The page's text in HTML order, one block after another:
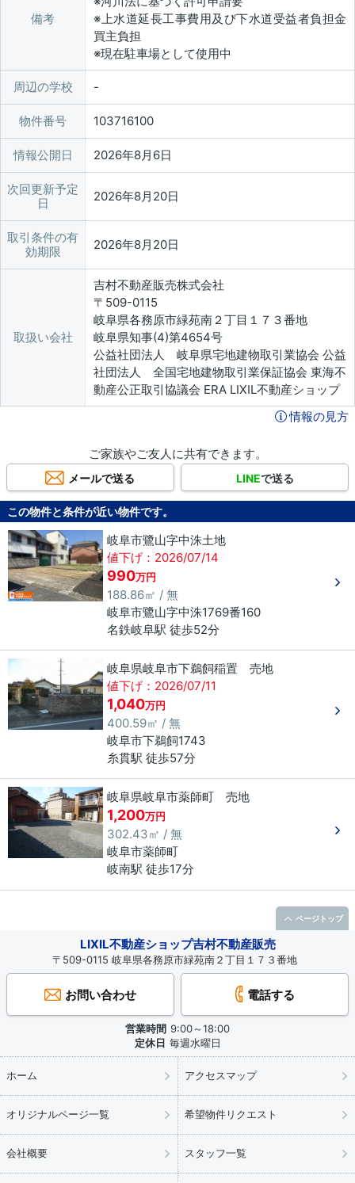
備考
※上水道延長工事費用及び下水道受益者負担金
買主負担
※現在駐車場として使用中
周辺の学校
物件番号 103716100
情報公開日 2026年8月6日
次回更新予定
日
2026年8月20日
取引条件の有
効期限
2026年8月20日
取扱い会社
吉村不動産販売株式会社
〒509-0115
岐阜県各務原市緑苑南２丁目１７３番地
岐阜県知事(4)第4654号
公益社団法人 岐阜県宅地建物取引業協会 公益
社団法人 全国宅地建物取引業保証協会 東海不
動産公正取引協議会 ERA LIXIL不動産ショップ
情報の見方
ご家族やご友人に共有できます。
メールで送る LINEで送る
この物件と条件が近い物件です。
岐阜市鷺山字中洙土地
値下げ：2026/07/14
990万円
188.86㎡ / 無
岐阜市鷺山字中洙1769番160
名鉄岐阜駅 徒歩52分
岐阜県岐阜市下鵜飼稲置 売地
値下げ：2026/07/11
1,040万円
400.59㎡ / 無
岐阜市下鵜飼1743
糸貫駅 徒歩57分
岐阜県岐阜市薬師町 売地
1,200万円
302.43㎡ / 無
岐阜市薬師町
岐南駅 徒歩17分
LIXIL不動産ショップ吉村不動産販売
〒509-0115 岐阜県各務原市緑苑南２丁目１７３番地
お問い合わせ 電話する
営業時間 9:00～18:00
定休日 毎週水曜日
ホーム アクセスマップ
オリジナルページ一覧 希望物件リクエスト
会社概要 スタッフ一覧
ページトップ